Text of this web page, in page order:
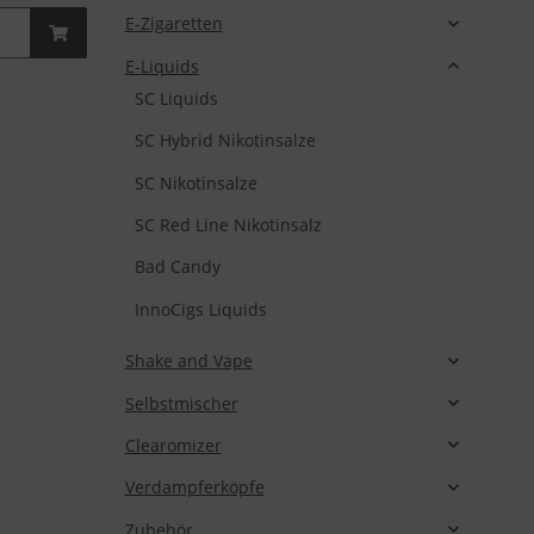
E-Zigaretten
E-Liquids
SC Liquids
SC Hybrid Nikotinsalze
SC Nikotinsalze
SC Red Line Nikotinsalz
Bad Candy
InnoCigs Liquids
Shake and Vape
Selbstmischer
Clearomizer
Verdampferköpfe
Zubehör